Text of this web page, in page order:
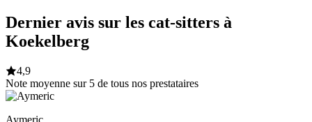
Dernier avis sur les cat-sitters à
Koekelberg
4,9
Note moyenne sur 5 de tous nos prestataires
Aymeric